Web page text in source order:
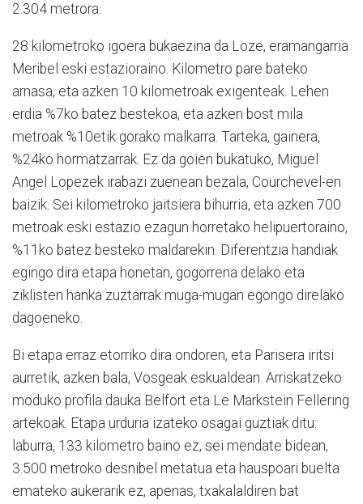
2.304 metrora.
28 kilometroko igoera bukaezina da Loze, eramangarria
Meribel eski estazioraino. Kilometro pare bateko
arnasa, eta azken 10 kilometroak exigenteak. Lehen
erdia %7ko batez bestekoa, eta azken bost mila
metroak %10etik gorako malkarra. Tarteka, gainera,
%24ko hormatzarrak. Ez da goien bukatuko, Miguel
Angel Lopezek irabazi zuenean bezala, Courchevel-en
baizik. Sei kilometroko jaitsiera bihurria, eta azken 700
metroak eski estazio ezagun horretako helipuertoraino,
%11ko batez besteko maldarekin. Diferentzia handiak
egingo dira etapa honetan, gogorrena delako eta
ziklisten hanka zuztarrak muga-mugan egongo direlako
dagoeneko.
Bi etapa erraz etorriko dira ondoren, eta Parisera iritsi
aurretik, azken bala, Vosgeak eskualdean. Arriskatzeko
moduko profila dauka Belfort eta Le Markstein Fellering
artekoak. Etapa urduria izateko osagai guztiak ditu:
laburra, 133 kilometro baino ez, sei mendate bidean,
3.500 metroko desnibel metatua eta hauspoari buelta
emateko aukerarik ez, apenas, txakalaldiren bat